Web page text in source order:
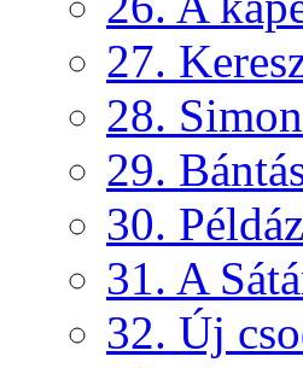
27.
28.
29.
30.
31. A
32. Új